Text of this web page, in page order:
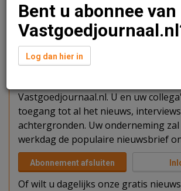
vierkante meter kantoorruimte.
Verder lezen?
U kunt het artikel niet volledig lezen
Vastgoedjournaal.nl. U en uw
toegang tot al het nieuws,
achtergronden. Uw onderneming
werkdag de populaire nieuwsbrief
Abonnement afsluiten
Of wilt u dagelijks onze gratis
Bent u abonnee van
Log dan hier in